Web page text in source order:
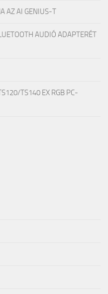
AZ AI GENIUS-T
AUDIÓ ADAPTERÉT
TS140 EX RGB PC-